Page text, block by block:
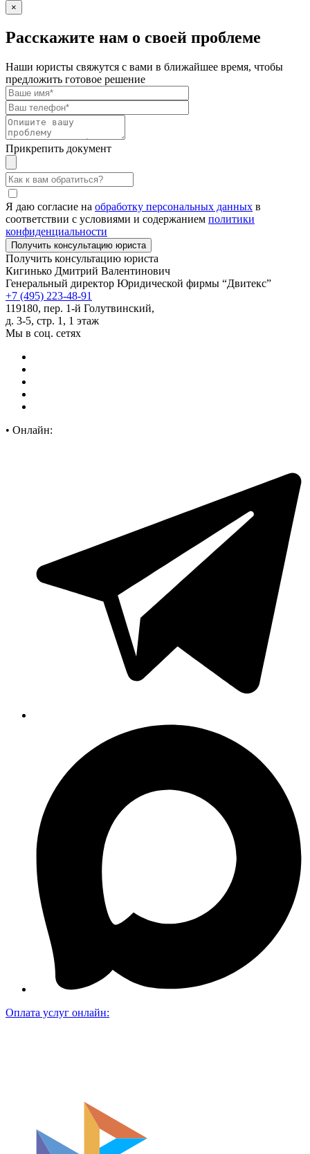
×
Расскажите нам о своей проблеме
Наши юристы свяжутся с вами в ближайшее время, чтобы
предложить готовое решение
Прикрепить документ
Я даю согласие на обработку персональных данных в
соответствии с условиями и содержанием политики
конфиденциальности
Получить консультацию юриста
Кигинько Дмитрий Валентинович
Генеральный директор Юридической фирмы “Двитекс”
+7 (495) 223-48-91
119180, пер. 1-й Голутвинский,
д. 3-5, стр. 1, 1 этаж
Мы в соц. сетях
• Онлайн:
Оплата услуг онлайн: